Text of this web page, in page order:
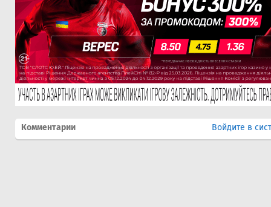
Комментарии Войдите в